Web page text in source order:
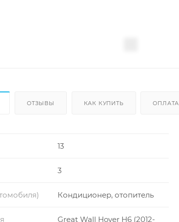
ОТЗЫВЫ КАК КУПИТЬ ОПЛАТА
13
3
Кондиционер, отопитель
Great Wall Hover H6 (2012-